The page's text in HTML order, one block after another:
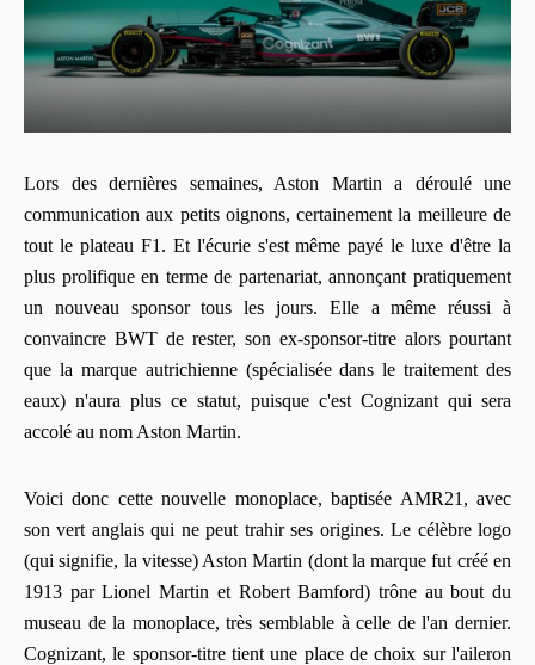
Lors des dernières semaines, Aston Martin a déroulé une
communication aux petits oignons, certainement la meilleure de
tout le plateau F1. Et l'écurie s'est même payé le luxe d'être la
plus prolifique en terme de partenariat, annonçant pratiquement
un nouveau sponsor tous les jours. Elle a même réussi à
convaincre BWT de rester, son ex-sponsor-titre alors pourtant
que la marque autrichienne (spécialisée dans le traitement des
eaux) n'aura plus ce statut, puisque c'est Cognizant qui sera
accolé au nom Aston Martin.
Voici donc cette nouvelle monoplace, baptisée AMR21, avec
son vert anglais qui ne peut trahir ses origines. Le célèbre logo
(qui signifie, la vitesse) Aston Martin (dont la marque fut créé en
1913 par Lionel Martin et Robert Bamford) trône au bout du
museau de la monoplace, très semblable à celle de l'an dernier.
Cognizant, le sponsor-titre tient une place de choix sur l'aileron